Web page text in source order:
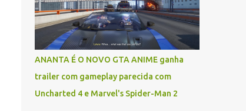
itens icônicos em cartas jogáveis com artes
deslumbrantes e mecânicas que refletem
seus mundos. Os sete drops que compõem o
Superdrop são: * Secret Lair x The Last of Us
Part I * Secret Lair x The Last of Us Part II *
Secret Lair x God of War: Greek (Grécia) *
Secret Lair x God of War: Norse (Nórdico) *
ANANTA É O NOVO GTA ANIME ganha
trailer com gameplay parecida com
Uncharted 4 e Marvel's Spider-Man 2